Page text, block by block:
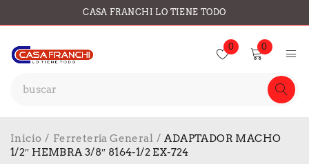
CASA FRANCHI LO TIENE TODO
0 0
Inicio / Ferretería General / ADAPTADOR MACHO
1/2″ HEMBRA 3/8″ 8164-1/2 EX-724